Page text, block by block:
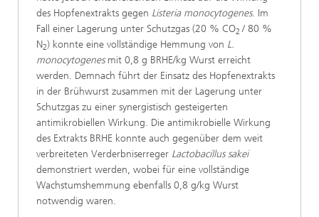
des Hopfenextrakts gegen Listeria monocytogenes. Im
Fall einer Lagerung unter Schutzgas (20 % CO2/ 80 %
N2) konnte eine vollständige Hemmung von L.
monocytogenesmit 0,8 g BRHE/kg Wurst erreicht
werden. Demnach führt der Einsatz des Hopfenextrakts
in der Brühwurst zusammen mit der Lagerung unter
Schutzgas zu einer synergistisch gesteigerten
antimikrobiellen Wirkung. Die antimikrobielle Wirkung
des Extrakts BRHE konnte auch gegenüber dem weit
verbreiteten Verderbniserreger Lactobacillus sakei
demonstriert werden, wobei für eine vollständige
Wachstumshemmung ebenfalls 0,8 g/kg Wurst
notwendig waren.